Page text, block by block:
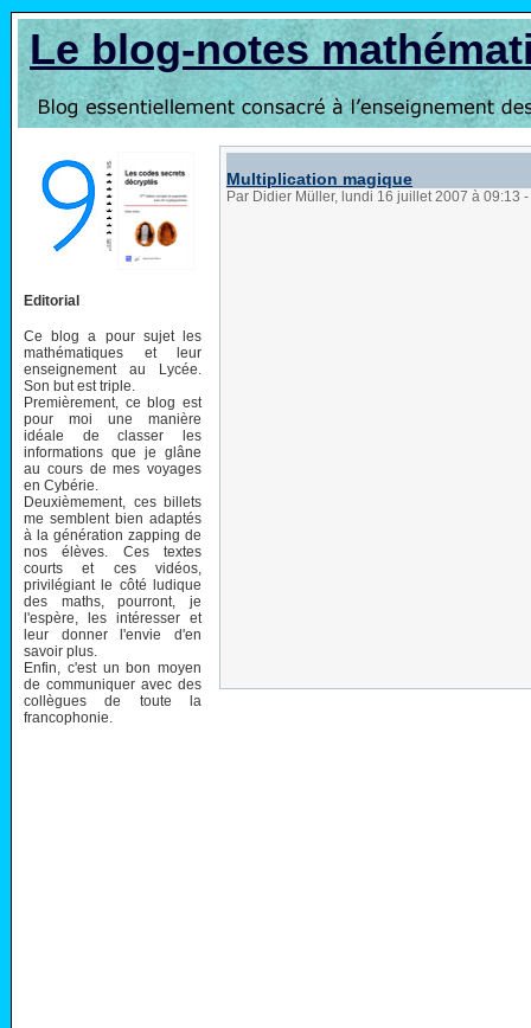
Le blog-notes
Editorial
Ce blog a pour sujet les
mathématiques et leur
enseignement au Lycée.
Son but est triple.
Premièrement, ce blog est
pour moi une manière
idéale de classer les
informations que je glâne
au cours de mes voyages
en Cybérie.
Deuxièmement, ces billets
me semblent bien adaptés
à la génération zapping de
nos élèves. Ces textes
courts et ces vidéos,
privilégiant le côté ludique
des maths, pourront, je
l'espère, les intéresser et
leur donner l'envie d'en
savoir plus.
Enfin, c'est un bon moyen
de communiquer avec des
collègues de toute la
francophonie.
Multiplication magique
Par Didier Müller, lundi 16 juillet 2007 à 09:13 -